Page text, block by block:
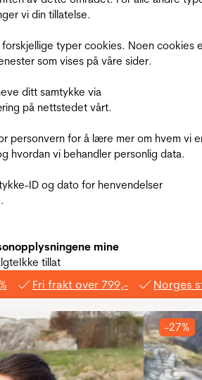
vi din tillatelse.
typer cookies. Noen cookies
som vises på våre sider.
ditt samtykke via
på nettstedet vårt.
personvern for å lære mer om hvem vi
hvordan vi behandler personlig data.
ID og dato for henvendelser
mine
Ikke tillat
Fri frakt over 799,- Norges
-27%